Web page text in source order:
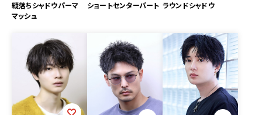
縦落ちシャドウパーマ
マッシュ
ショートセンターパート ラウンドシャドウ